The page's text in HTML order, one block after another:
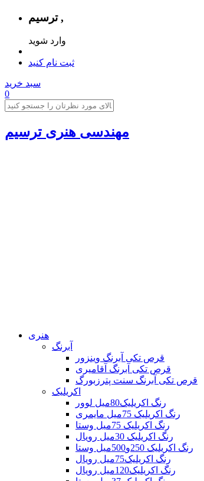
ترسیم ,
وارد شوید
ثبت نام کنید
سبد خرید
0
مهندسی هنری ترسیم
هنری
آبرنگ
قرص تکی آبرنگ وینزور
قرص تکی آبرنگ آقامیری
قرص تکی آبرنگ سنت پترزبورگ
اکریلیک
رنگ اکریلیک80میل لوور
رنگ اکریلیک 75میل مایمری
رنگ اکریلیک 75میل وستا
رنگ اکریلیک 30میل رویال
رنگ اکریلیک 250و500میل وستا
رنگ اکریلیک75میل رویال
رنگ اکریلیک120میل رویال